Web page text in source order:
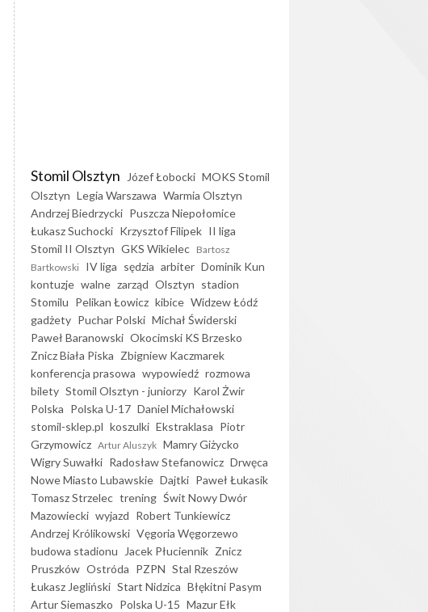
Stomil Olsztyn Józef Łobocki MOKS Stomil
Olsztyn Legia Warszawa Warmia Olsztyn
Andrzej Biedrzycki Puszcza Niepołomice
Łukasz Suchocki Krzysztof Filipek II liga
Stomil II Olsztyn GKS Wikielec Bartosz
Bartkowski IV liga sędzia arbiter Dominik Kun
kontuzje walne zarząd Olsztyn stadion
Stomilu Pelikan Łowicz kibice Widzew Łódź
gadżety Puchar Polski Michał Świderski
Paweł Baranowski Okocimski KS Brzesko
Znicz Biała Piska Zbigniew Kaczmarek
konferencja prasowa wypowiedź rozmowa
bilety Stomil Olsztyn - juniorzy Karol Żwir
Polska Polska U-17 Daniel Michałowski
stomil-sklep.pl koszulki Ekstraklasa Piotr
Grzymowicz Artur Aluszyk Mamry Giżycko
Wigry Suwałki Radosław Stefanowicz Drwęca
Nowe Miasto Lubawskie Dajtki Paweł Łukasik
Tomasz Strzelec trening Świt Nowy Dwór
Mazowiecki wyjazd Robert Tunkiewicz
Andrzej Królikowski Vęgoria Węgorzewo
budowa stadionu
Jacek Płuciennik Znicz
Pruszków Ostróda PZPN Stal Rzeszów
Łukasz Jegliński Start Nidzica Błękitni Pasym
Artur Siemaszko Polska U-15 Mazur Ełk